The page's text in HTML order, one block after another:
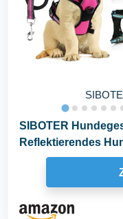
SIBOTER
Reflektierendes
mit Einfache...